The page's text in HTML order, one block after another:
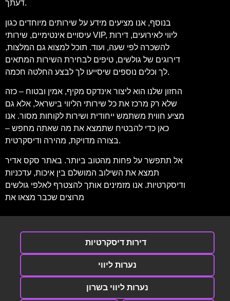
דעתך.
בנוסף, אנו מציעים מידע על שירותים מיוחדים כגון
עיסויים אינטימיים, שירותי VIP, ליווי לאירועים, דירות
להשכרה לפי שעה, ועוד. תוכל למצוא גם המלצות,
דירוגים של גולשים, טיפים לבחירת השירות המתאים
לך וכלים נוספים שיסייעו לך לבצע החלטה חכמה.
החזון שלנו הוא ליצור אינדקס מקיף, אמין ובטוח – כזה
שלא רק מרכז את כל שירותי הליווי בישראל, אלא גם
מציע חווית משתמש ייחודית ושירות לקוחות מסור. אנו
כאן כדי להבטיח שתמצא את מה שאתה מחפש –
בצורה מדויקת, מהירה ודיסקרטית.
אל תתפשר על פחות מהטוב ביותר. באתר סקס אדיר
תמצא את השילוב המושלם בין איכות, עדכניות
ודיסקרטיות. אנו מזמינים אותך להצטרף לאלפי גולשים
מרוצים שכבר מצאו את
דירות דיסקרטיות
נערות ליווי
נערות ליווי בשרון